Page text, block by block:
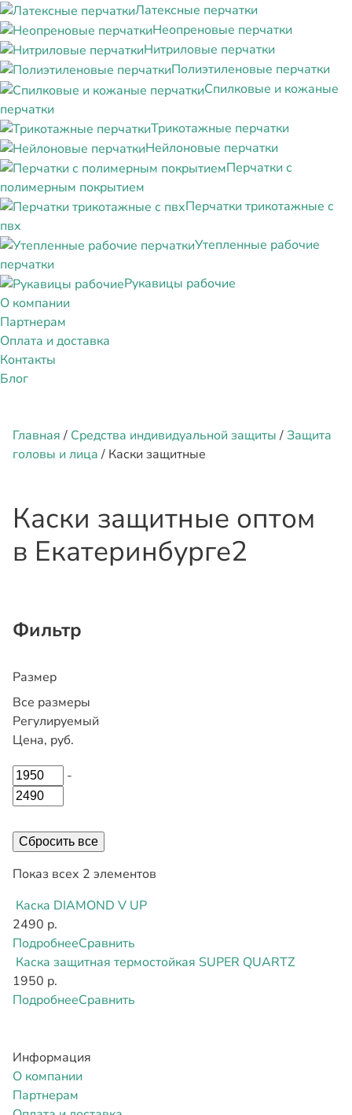
Латексные перчатки
Неопреновые перчатки
Нитриловые перчатки
Полиэтиленовые перчатки
Спилковые и кожаные
перчатки
Трикотажные перчатки
Нейлоновые перчатки
Перчатки с
полимерным покрытием
Перчатки трикотажные с
пвх
Утепленные рабочие
перчатки
Рукавицы рабочие
О компании
Партнерам
Оплата и доставка
Контакты
Блог
Главная/ Средства индивидуальной защиты/Защита
головы и лица/ Каски защитные
Каски защитные оптом
в Екатеринбурге2
Фильтр
Размер
Все размеры
Регулируемый
Цена, руб.
-
Сбросить все
Показ всех 2 элементов
Каска DIAMOND V UP
2490 р.
ПодробнееСравнить
Каска защитная термостойкая SUPER QUARTZ
1950 р.
ПодробнееСравнить
Информация
О компании
Партнерам